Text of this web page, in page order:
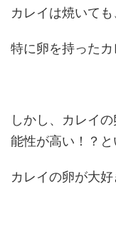
カレイは焼いても
特に卵を持ったカ
しかし、カレイ
能性が高い！？
カレイの卵が大